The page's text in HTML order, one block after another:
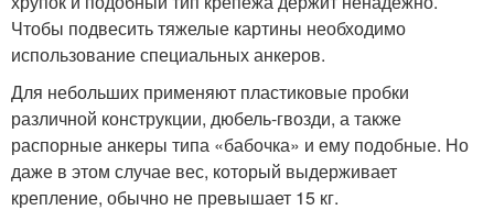
Чтобы подвесить тяжелые картины необходимо
использование специальных анкеров.
Для небольших применяют пластиковые пробки
различной конструкции, дюбель-гвозди, а также
распорные анкеры типа «бабочка» и ему подобные. Но
даже в этом случае вес, который выдерживает
крепление, обычно не превышает 15 кг.